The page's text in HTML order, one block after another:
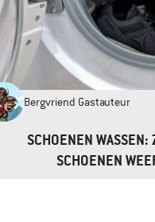
Bergvriend Gastauteur
SCHOENEN
SCHOENEN